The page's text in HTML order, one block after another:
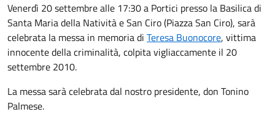
Venerdì 20 settembre alle 17:30 a Portici presso la Basilica di
Santa Maria della Natività e San Ciro (Piazza San Ciro), sarà
celebrata la messa in memoria di Teresa Buonocore, vittima
innocente della criminalità, colpita vigliaccamente il 20
settembre 2010.
La messa sarà celebrata dal nostro presidente, don Tonino
Palmese.